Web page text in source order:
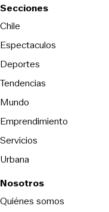
Secciones
Chile
Espectaculos
Deportes
Tendencias
Mundo
Emprendimiento
Servicios
Urbana
Nosotros
Quiénes somos